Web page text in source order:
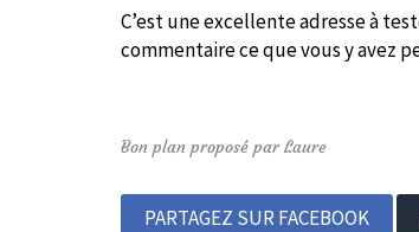
C’est une excellente adresse à
commentaire ce que vous y avez
Bon plan proposé par Laure
PARTAGEZ SUR FACEBOOK